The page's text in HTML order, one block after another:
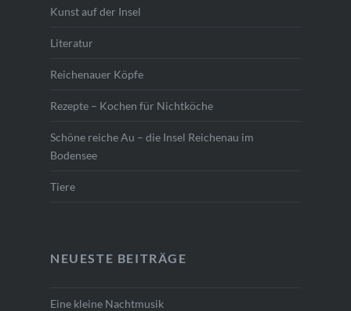
Kunst auf der Insel
Literatur
Reichenauer Köpfe
Rezepte – Kochen für Nichtköche
Schöne reiche Au – die Insel Reichenau im
Bodensee
Tiere
NEUESTE BEITRÄGE
Eine kleine Nachtmusik